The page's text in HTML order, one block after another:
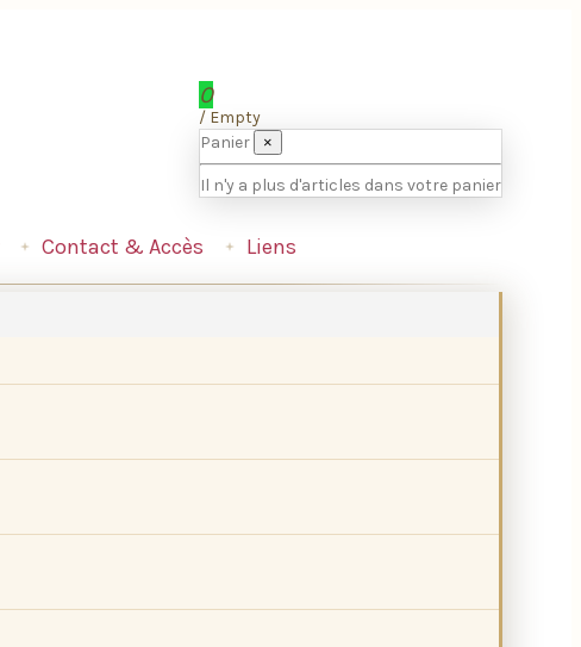
0
/ Empty
Panier
×
Il n'y a plus d'articles dans votre panier
Contact & Accès Liens